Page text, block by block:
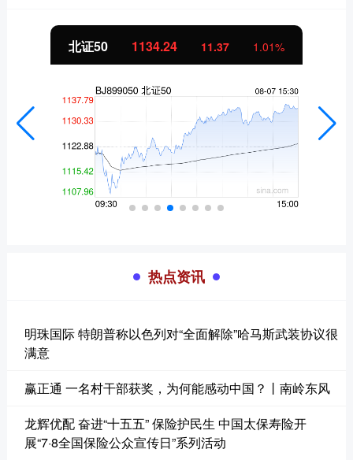
北证50 1134.24 11.37 1.01%
热点资讯
明珠国际 特朗普称以色列对“全面解除”哈马斯武装协议很
满意
赢正通 一名村干部获奖，为何能感动中国？丨南岭东风
龙辉优配 奋进“十五五” 保险护民生 中国太保寿险开
展“7·8全国保险公众宣传日”系列活动